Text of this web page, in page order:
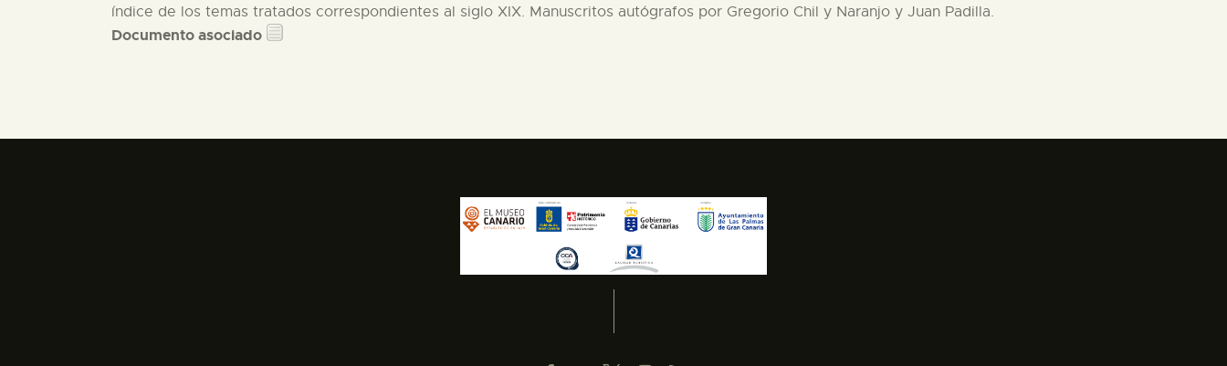
índice de los temas tratados correspondientes al siglo XIX. Manuscritos autógrafos por Gregorio Chil y Naranjo y Juan Padilla.
Documento asociado